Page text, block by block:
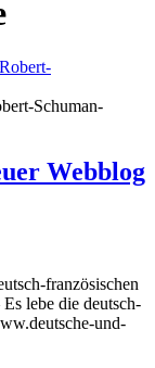
Schuman-
Webblog
französischen
lebe die deutsch-
und-